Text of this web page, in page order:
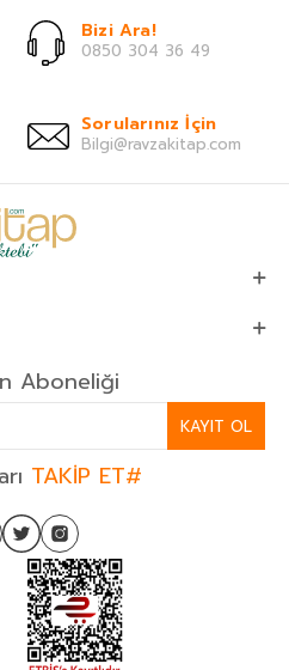
Bizi Ara!
0850 304 36 49
Sorularınız İçin
Bilgi@ravzakitap.com
Aboneliği
KAYIT OL
TAKİP ET#